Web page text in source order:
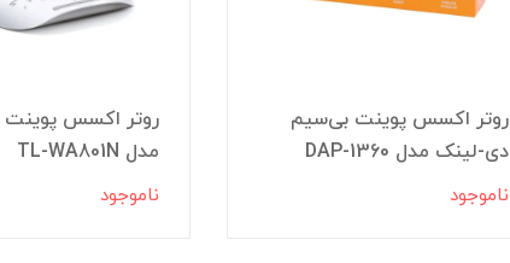
روتر اکسس پوینت بی‌سیم
دی-لینک مدل DAP-1360
ناموجود
مدل TL-WA801N
ناموجود